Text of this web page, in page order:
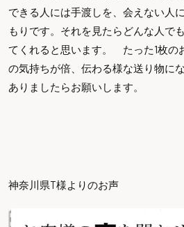
できる人には手渡しを、会えない人
もりです。それを見たらどんな人で
てくれると思います。 たった1枚の
の気持ちが倍、伝わる様な送り物に
ありましたらお願いします。
神奈川県T様よりのお声